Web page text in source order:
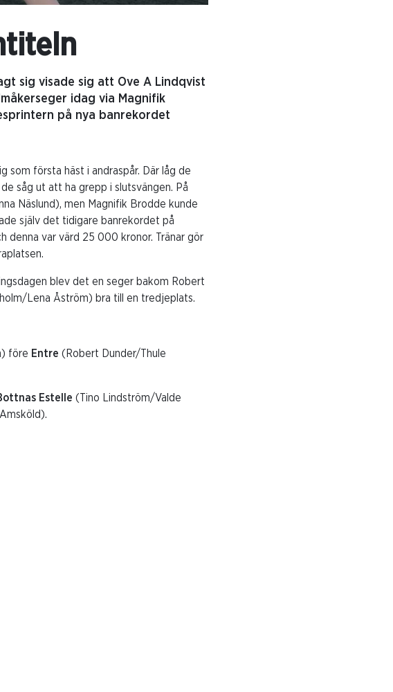
sig visade sig att Ove A Lindqvist
idag via Magnifik
på nya banrekordet
som första häst i andraspår. Där låg de
såg ut att ha grepp i slutsvängen. På
Näslund), men Magnifik Brodde kunde
själv det tidigare banrekordet på
denna var värd 25 000 kronor. Tränar gör
blev det en seger bakom Robert
Lena Åström) bra till en tredjeplats.
före Entre (Robert Dunder/Thule
Estelle (Tino Lindström/Valde